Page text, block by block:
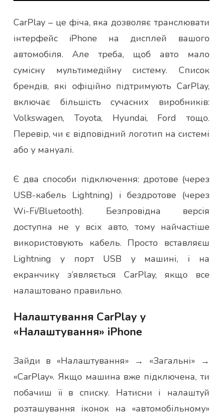
CarPlay – це фіча, яка дозволяє транслювати
інтерфейс iPhone на дисплей вашого
автомобіля. Але треба, щоб авто мало
сумісну мультимедійну систему. Список
брендів, які офіційно підтримують CarPlay,
включає більшість сучасних виробників:
Volkswagen, Toyota, Hyundai, Ford тощо.
Перевір, чи є відповідний логотип на системі
або у мануалі.
Є два способи підключення: дротове (через
USB-кабель Lightning) і бездротове (через
Wi-Fi/Bluetooth). Безпровідна версія
доступна не у всіх авто, тому найчастіше
використовують кабель. Просто вставляєш
Lightning у порт USB у машині, і на
екранчику з’являється CarPlay, якщо все
налаштовано правильно.
Налаштування CarPlay у
«Налаштування» iPhone
Зайди в «Налаштування» → «Загальні» →
«CarPlay». Якщо машина вже підключена, ти
побачиш її в списку. Натисни і налаштуй
розташування іконок на «автомобільному»